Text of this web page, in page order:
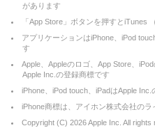
があります
「App Store」ボタンを押すとiTunes
アプリケーションはiPhone、iPod
す
Apple、Appleのロゴ、App Store、
Apple Inc.の登録商標です
iPhone、iPod touch、iPadはApple Inc.
iPhone商標は、アイホン株式会社の
Copyright (C) 2026Apple Inc. All rights